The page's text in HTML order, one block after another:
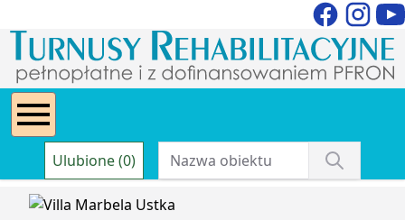
Ulubione (0)